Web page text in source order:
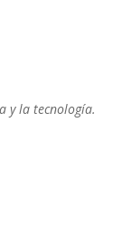
y la tecnología.